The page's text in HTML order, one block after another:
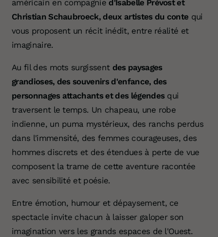
américain en compagnie d'Isabelle Prévost et
Christian Schaubroeck, deux artistes du conte qui
vous proposent un récit inédit, entre réalité et
imaginaire.
Au fil des mots surgissent des paysages
grandioses, des souvenirs d'enfance, des
personnages attachants et des légendesqui
traversent le temps. Un chapeau, une robe
indienne, un puma mystérieux, des ranchs perdus
dans l'immensité, des femmes courageuses, des
hommes discrets et des étendues à perte de vue
composent la trame de cette aventure racontée
avec sensibilité et poésie.
Entre émotion, humour et dépaysement, ce
spectacle invite chacun à laisser galoper son
imagination vers les grands espaces de l'Ouest.